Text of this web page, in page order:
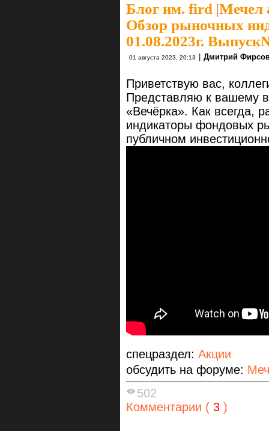
Блог им. fird |Мечел
Обзор рыночных
01.08.2023г.
01 августа 2023, 20:13 Дмитрий
Приветствую вас,
Представляю к вашему
«Вечёрка». Как всегда,
индикаторы фондовых
публичном
спецраздел: Акции
обсудить на форуме:
502
Комментарии ( 3 )